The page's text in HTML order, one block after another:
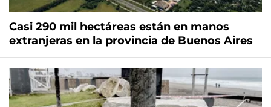
Casi 290 mil hectáreas están en manos
extranjeras en la provincia de Buenos Aires